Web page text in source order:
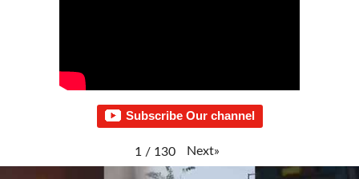
Subscribe Our channel
1 / 130 Next»